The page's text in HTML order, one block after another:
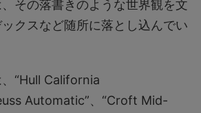
その落書きのような世界観を文
クスなど随所に落とし込んでい
“Hull California
Automatic”、“Croft Mid-